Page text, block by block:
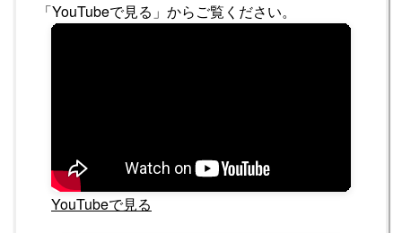
「YouTubeで見る」からご覧ください。
YouTubeで見る